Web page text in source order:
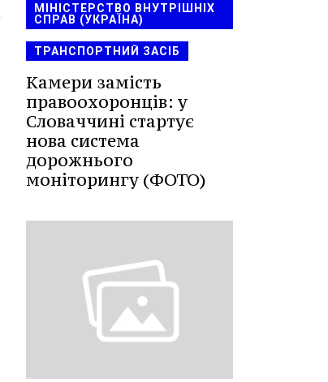
МІНІСТЕРСТВО ВНУТРІШНІХ
СПРАВ (УКРАЇНА)
ТРАНСПОРТНИЙ ЗАСІБ
Камери замість
правоохоронців: у
Словаччині стартує
нова система
дорожнього
моніторингу (ФОТО)